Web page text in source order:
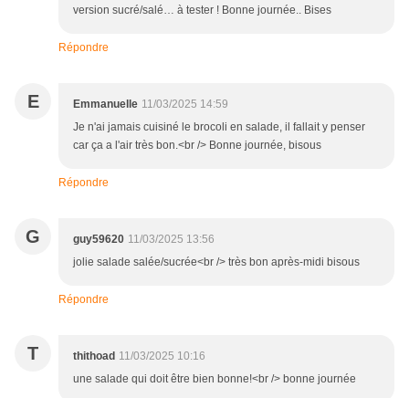
version sucré/salé… à tester ! Bonne journée.. Bises
Répondre
E Emmanuelle 11/03/2025 14:59
Je n'ai jamais cuisiné le brocoli en salade, il fallait y penser
car ça a l'air très bon.<br /> Bonne journée, bisous
Répondre
G guy59620 11/03/2025 13:56
jolie salade salée/sucrée<br /> très bon après-midi bisous
Répondre
T thithoad 11/03/2025 10:16
une salade qui doit être bien bonne!<br /> bonne journée